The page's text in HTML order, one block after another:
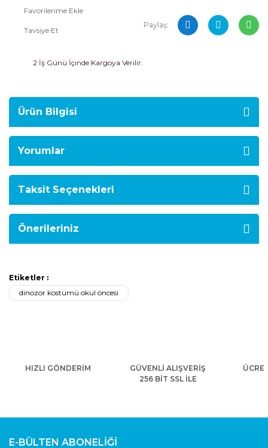
Tavsiye Et
Paylaş:
2 İş Günü İçinde Kargoya Verilir.
Ürün Bilgisi
Yorumlar
Taksit Seçenekleri
Önerileriniz
Etiketler :
dinozor kostümü okul öncesi
HIZLI GÖNDERİM
GÜVENLİ ALIŞVERİŞ
256 BİT SSL İLE
E-BÜLTEN ABONELİĞİ